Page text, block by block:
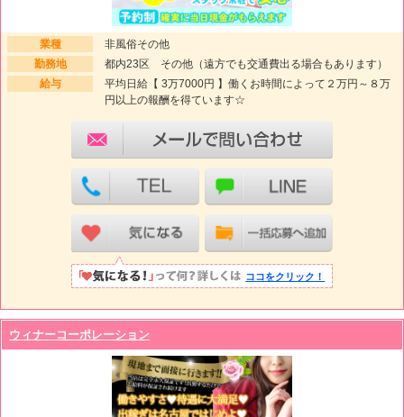
業種
非風俗その他
勤務地
都内23区 その他（遠方でも交通費出る場合もあります）
給与
平均日給【 3万7000円 】働くお時間によって２万円～８万
円以上の報酬を得ています☆
ココをクリック！
ウィナーコーポレーション